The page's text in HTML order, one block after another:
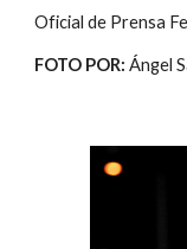
Oficial de Prensa
FOTO POR: Ángel